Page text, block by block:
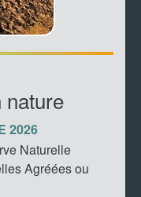
nature
2026
Naturelle
Agréées ou